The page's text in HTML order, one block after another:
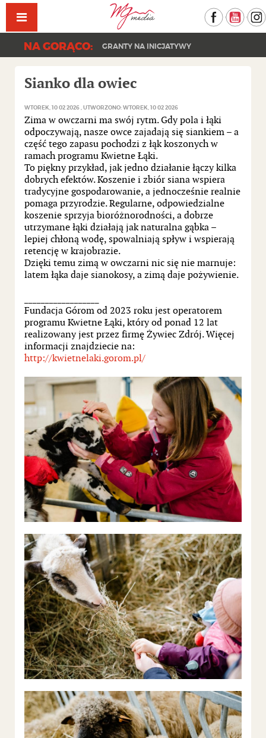
Facebook
NA GORĄCO: GRANTY NA INICJATYWY
Sianko dla owiec
WTOREK, 10 02 2026 UTWORZONO: WTOREK, 10 02 2026
Zima w owczarni ma swój rytm. Gdy pola i łąki
odpoczywają, nasze owce zajadają się siankiem – a
część tego zapasu pochodzi z łąk koszonych w
ramach programu Kwietne Łąki.
To piękny przykład, jak jedno działanie łączy kilka
dobrych efektów. Koszenie i zbiór siana wspiera
tradycyjne gospodarowanie, a jednocześnie realnie
pomaga przyrodzie. Regularne, odpowiedzialne
koszenie sprzyja bioróżnorodności, a dobrze
utrzymane łąki działają jak naturalna gąbka –
lepiej chłoną wodę, spowalniają spływ i wspierają
retencję w krajobrazie.
Dzięki temu zimą w owczarni nic się nie marnuje:
latem łąka daje sianokosy, a zimą daje pożywienie.
Fundacja Górom od 2023 roku jest operatorem
programu Kwietne Łąki, który od ponad 12 lat
realizowany jest przez firmę Żywiec Zdrój. Więcej
informacji znajdziecie na:
http://kwietnelaki.gorom.pl/